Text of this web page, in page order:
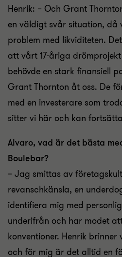
Henrik: – Och Grant
en väldigt svår situation, då
problem med likviditeten.
att vårt 17-åriga
behövde en stark finansiell
Grant Thornton åt oss. De
med en investerare som
sitter vi här och kan
Alvaro, vad är det bästa
Boulebar?
– Jag smittas av
revanschkänsla, en
identifiera mig med
underifrån och har modet
konventioner. Henrik brinner
och för mig är det alltid en